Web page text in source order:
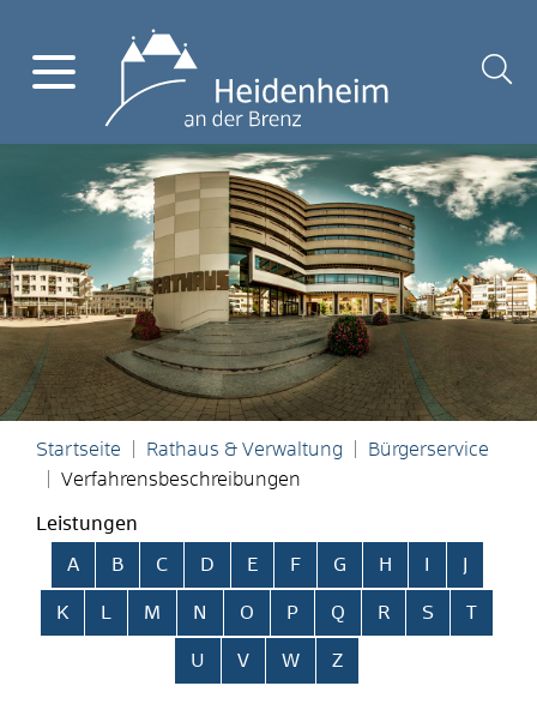
Startseite Rathaus & Verwaltung
Bürgerservice
Verfahrensbeschreibungen
Leistungen
Alphabetisches Register überspringen
A B C D E F G H
K L M N O P Q R S T
U V W Z